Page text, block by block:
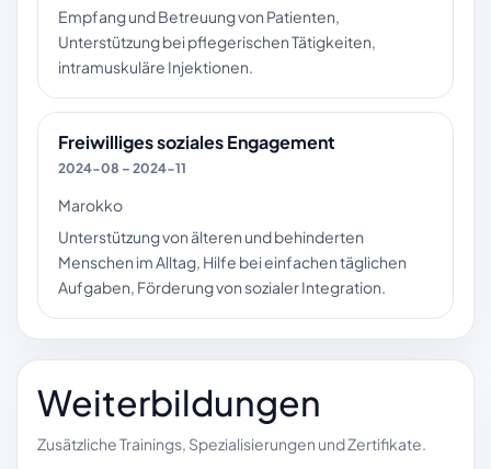
Empfang und Betreuung von Patienten,
Unterstützung bei pflegerischen Tätigkeiten,
intramuskuläre Injektionen.
Freiwilliges soziales Engagement
2024-08 – 2024-11
Marokko
Unterstützung von älteren und behinderten
Menschen im Alltag, Hilfe bei einfachen täglichen
Aufgaben, Förderung von sozialer Integration.
Weiterbildungen
Zusätzliche Trainings, Spezialisierungen und Zertifikate.